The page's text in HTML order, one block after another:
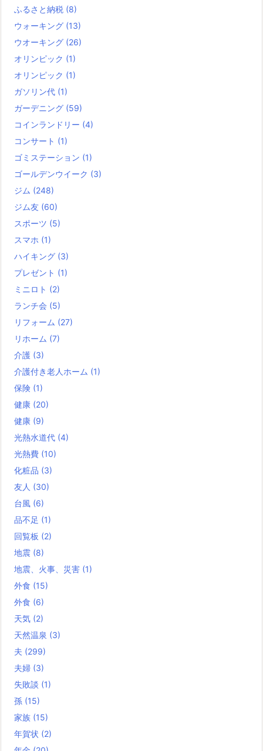
ふるさと納税 (8)
ウォーキング (13)
ウオーキング (26)
オリンピック (1)
オリンピック (1)
ガソリン代 (1)
ガーデニング (59)
コインランドリー (4)
コンサート (1)
ゴミステーション (1)
ゴールデンウイーク (3)
ジム (248)
ジム友 (60)
スポーツ (5)
スマホ (1)
ハイキング (3)
プレゼント (1)
ミニロト (2)
ランチ会 (5)
リフォーム (27)
リホーム (7)
介護 (3)
介護付き老人ホーム (1)
保険 (1)
健康 (20)
健康 (9)
光熱水道代 (4)
光熱費 (10)
化粧品 (3)
友人 (30)
台風 (6)
品不足 (1)
回覧板 (2)
地震 (8)
地震、火事、災害 (1)
外食 (15)
外食 (6)
天気 (2)
天然温泉 (3)
夫 (299)
夫婦 (3)
失敗談 (1)
孫 (15)
家族 (15)
年賀状 (2)